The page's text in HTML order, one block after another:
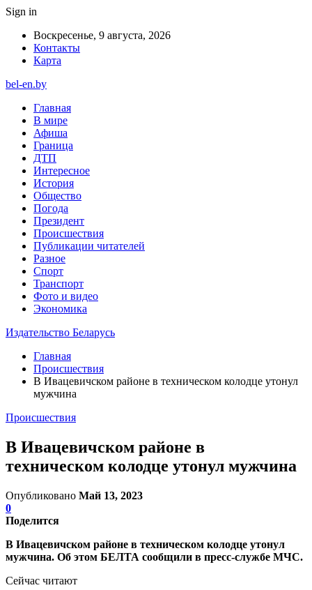
Sign in
Воскресенье, 9 августа, 2026
Контакты
Карта
bel-en.by
Главная
В мире
Афиша
Граница
ДТП
Интересное
История
Общество
Погода
Президент
Происшествия
Публикации читателей
Разное
Спорт
Транспорт
Фото и видео
Экономика
Издательство Беларусь
Главная
Происшествия
В Ивацевичском районе в техническом колодце утонул
мужчина
Происшествия
В Ивацевичском районе в
техническом колодце утонул мужчина
Опубликовано Май 13, 2023
0
Поделится
В Ивацевичском районе в техническом колодце утонул
мужчина. Об этом БЕЛТА сообщили в пресс-службе МЧС.
Сейчас читают